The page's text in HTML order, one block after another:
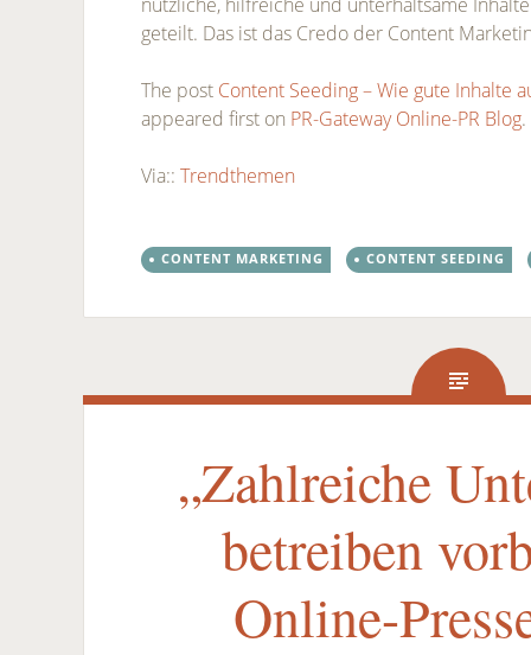
geteilt. Das ist das Credo der Content
The post Content Seeding – Wie gute Inhalte
appeared first on PR-Gateway Online-PR Blog.
Via::Trendthemen
CONTENT MARKETING CONTENT SEEDING
„Zahlreiche
betreiben
Online-